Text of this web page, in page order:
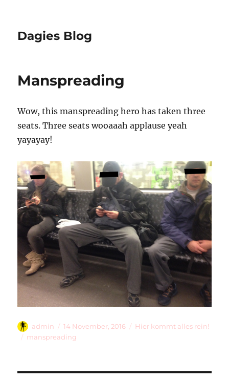
Dagies Blog
Manspreading
Wow, this manspreading hero has taken three
seats. Three seats wooaaah applause yeah
yayayay!
Autor
admin
Veröffentlicht
am
14 November, 2016 Kategorien
Hier kommt alles rein!
Schlagwörter
manspreading